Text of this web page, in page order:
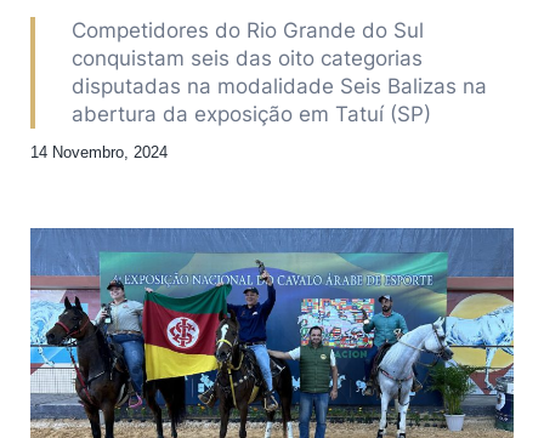
Competidores do Rio Grande do Sul
conquistam seis das oito categorias
disputadas na modalidade Seis Balizas na
abertura da exposição em Tatuí (SP)
14 Novembro, 2024